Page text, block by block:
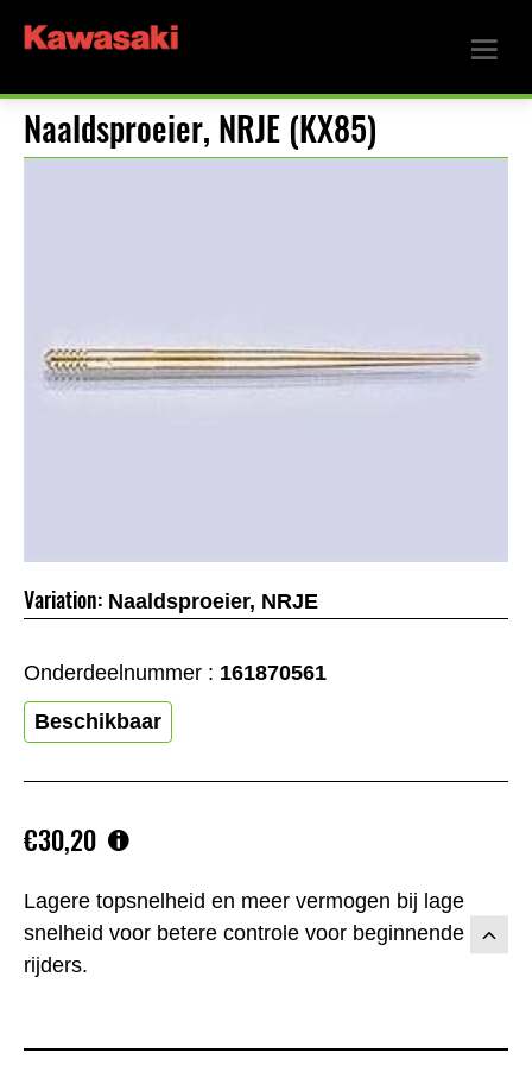
Naaldsproeier, NRJE (KX85)
Lagere topsnelheid en meer vermogen bij lage
snelheid voor betere controle voor beginnende
rijders.
€30,20
Variation: Naaldsproeier, NRJE
Onderdeelnummer : 161870561
Beschikbaar